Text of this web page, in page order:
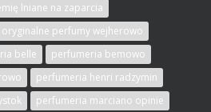
lniane na zaparcia
oryginalne perfumy wejherowo
belle
perfumeria bemowo
perfumeria henri radzymin
perfumeria marciano opinie